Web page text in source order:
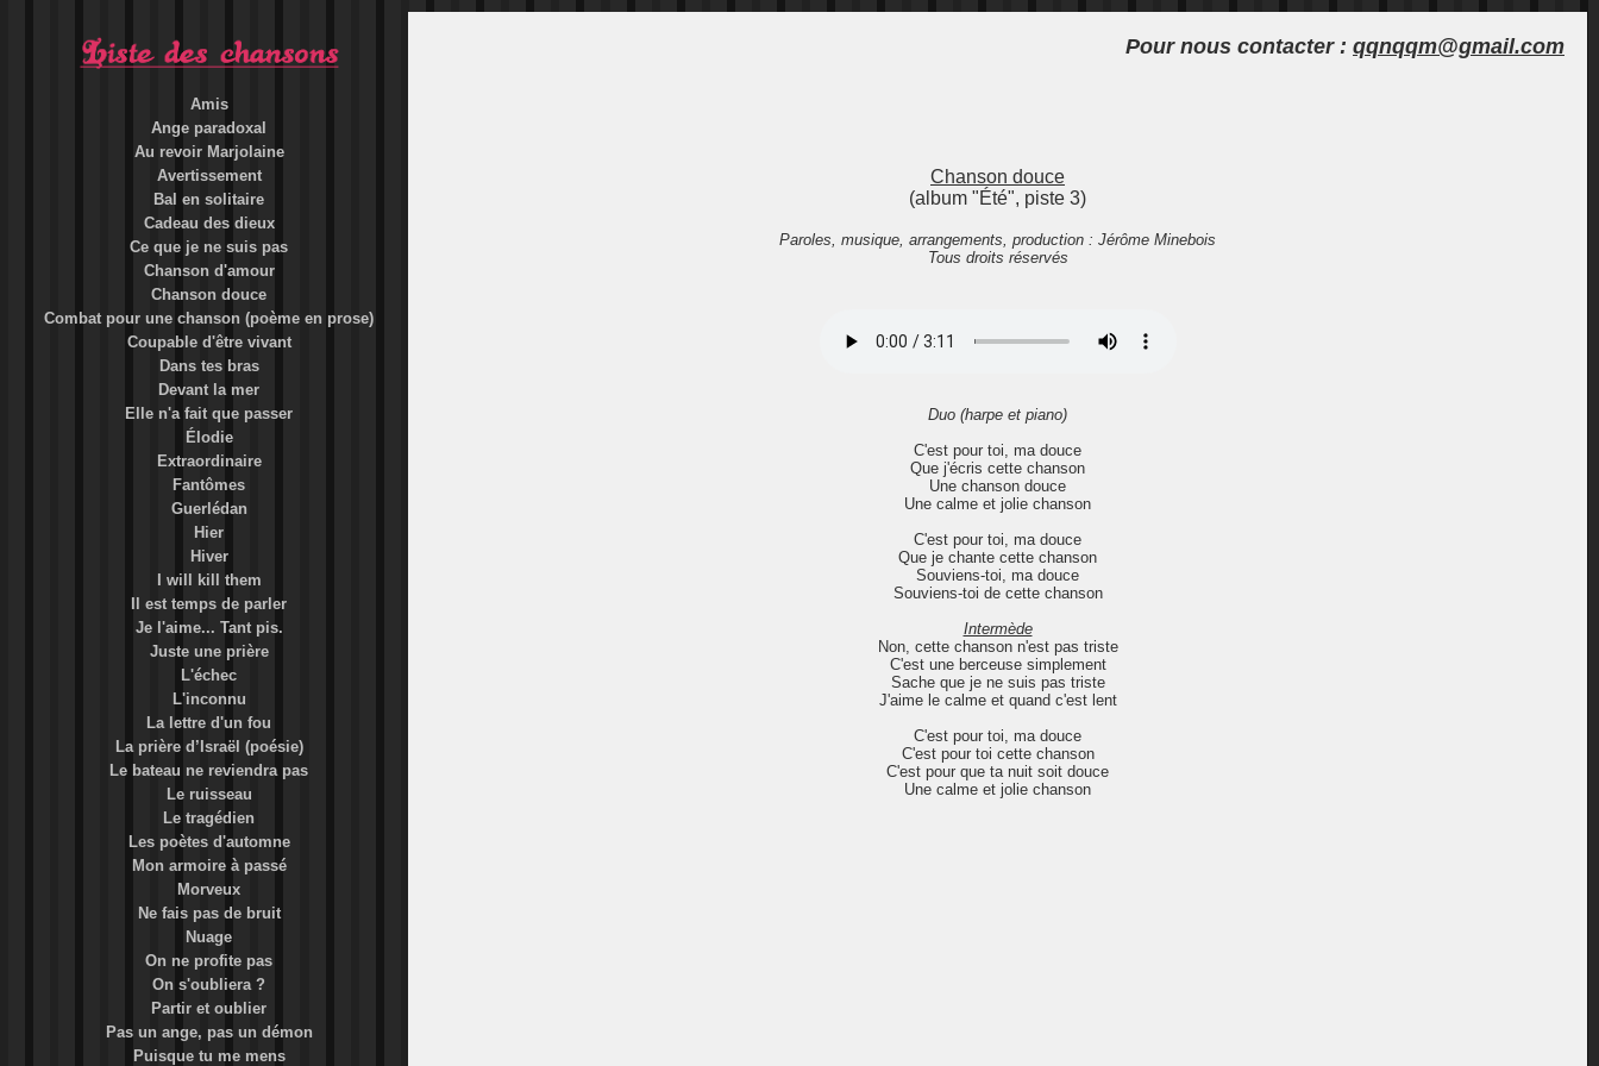
Amis
Ange paradoxal
Au revoir Marjolaine
Avertissement
Bal en solitaire
Cadeau des dieux
Ce que je ne suis pas
Chanson d'amour
Chanson douce
Combat pour une chanson (poème en prose)
Coupable d'être vivant
Dans tes bras
Devant la mer
Elle n'a fait que passer
Élodie
Extraordinaire
Fantômes
Guerlédan
Hier
Hiver
I will kill them
Il est temps de parler
Je l'aime... Tant pis.
Juste une prière
L'échec
L'inconnu
La lettre d'un fou
La prière d’Israël (poésie)
Le bateau ne reviendra pas
Le ruisseau
Le tragédien
Les poètes d'automne
Mon armoire à passé
Morveux
Ne fais pas de bruit
Nuage
On ne profite pas
On s'oubliera ?
Partir et oublier
Pas un ange, pas un démon
Puisque tu me mens
Pour nous contacter : qqnqqm@gmail.com
Chanson douce
(album "Été", piste 3)
Paroles, musique, arrangements, production : Jérôme Minebois
Tous droits réservés
Duo (harpe et piano)
C'est pour toi, ma douce
Que j'écris cette chanson
Une chanson douce
Une calme et jolie chanson
C'est pour toi, ma douce
Que je chante cette chanson
Souviens-toi, ma douce
Souviens-toi de cette chanson
Intermède
Non, cette chanson n'est pas triste
C'est une berceuse simplement
Sache que je ne suis pas triste
J'aime le calme et quand c'est lent
C'est pour toi, ma douce
C'est pour toi cette chanson
C'est pour que ta nuit soit douce
Une calme et jolie chanson